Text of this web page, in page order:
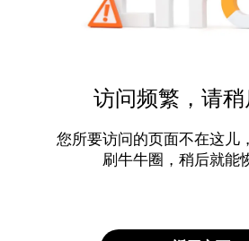
访问频繁，请
您所要访问的页面不在这儿
刷牛牛圈，稍后就能